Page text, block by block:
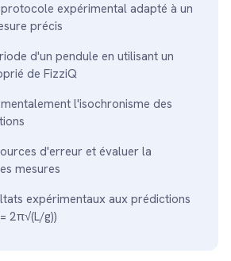
expérimental adapté à un
précis
d'un pendule en utilisant un
de FizziQ
l'isochronisme des
d'erreur et évaluer la
mesures
expérimentaux aux prédictions
2π√(L/g))